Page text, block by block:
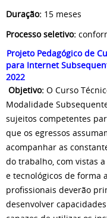
Duração: 15 meses
Processo seletivo:
Projeto Pedagógico de
para Internet
2022
Objetivo: O Curso
Modalidade
sujeitos competentes
que os egressos
acompanhar as
do trabalho, com vistas
e tecnológicos de forma
profissionais deverão
desenvolver